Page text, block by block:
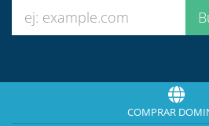
COMPRAR